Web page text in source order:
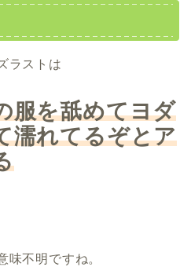
ラストは
服を舐めてヨダ
濡れてるぞとア
味不明ですね。